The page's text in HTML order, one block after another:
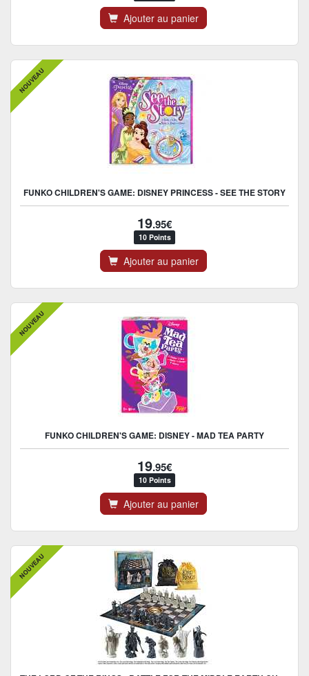
Ajouter au panier
NOUVEAU
FUNKO CHILDREN'S GAME: DISNEY PRINCESS - SEE THE STORY
19.95€
10 Points
Ajouter au panier
NOUVEAU
FUNKO CHILDREN'S GAME: DISNEY - MAD TEA PARTY
19.95€
10 Points
Ajouter au panier
NOUVEAU